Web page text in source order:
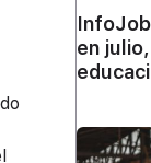
en